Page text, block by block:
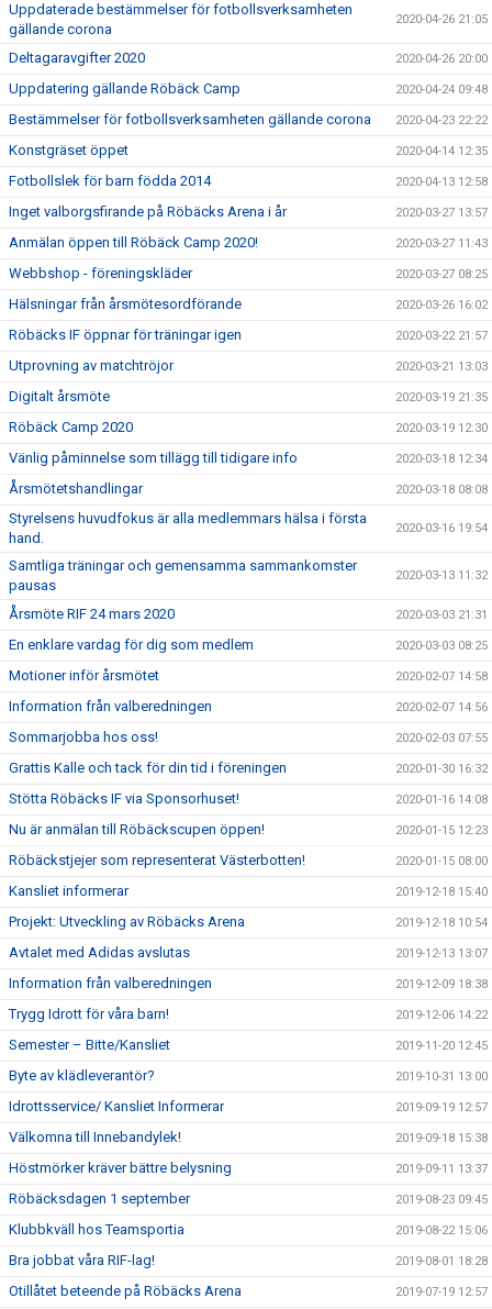
Uppdaterade bestämmelser för fotbollsverksamheten
gällande corona
2020-04-26 21:05
Deltagaravgifter 2020 2020-04-26 20:00
Uppdatering gällande Röbäck Camp 2020-04-24 09:48
Bestämmelser för fotbollsverksamheten gällande corona 2020-04-23 22:22
Konstgräset öppet 2020-04-14 12:35
Fotbollslek för barn födda 2014 2020-04-13 12:58
Inget valborgsfirande på Röbäcks Arena i år 2020-03-27 13:57
Anmälan öppen till Röbäck Camp 2020! 2020-03-27 11:43
Webbshop - föreningskläder 2020-03-27 08:25
Hälsningar från årsmötesordförande 2020-03-26 16:02
Röbäcks IF öppnar för träningar igen 2020-03-22 21:57
Utprovning av matchtröjor 2020-03-21 13:03
Digitalt årsmöte 2020-03-19 21:35
Röbäck Camp 2020 2020-03-19 12:30
Vänlig påminnelse som tillägg till tidigare info 2020-03-18 12:34
Årsmötetshandlingar 2020-03-18 08:08
Styrelsens huvudfokus är alla medlemmars hälsa i första
hand.
2020-03-16 19:54
Samtliga träningar och gemensamma sammankomster
pausas
2020-03-13 11:32
Årsmöte RIF 24 mars 2020 2020-03-03 21:31
En enklare vardag för dig som medlem 2020-03-03 08:25
Motioner inför årsmötet 2020-02-07 14:58
Information från valberedningen 2020-02-07 14:56
Sommarjobba hos oss! 2020-02-03 07:55
Grattis Kalle och tack för din tid i föreningen 2020-01-30 16:32
Stötta Röbäcks IF via Sponsorhuset! 2020-01-16 14:08
Nu är anmälan till Röbäckscupen öppen! 2020-01-15 12:23
Röbäckstjejer som representerat Västerbotten! 2020-01-15 08:00
Kansliet informerar 2019-12-18 15:40
Projekt: Utveckling av Röbäcks Arena 2019-12-18 10:54
Avtalet med Adidas avslutas 2019-12-13 13:07
Information från valberedningen 2019-12-09 18:38
Trygg Idrott för våra barn! 2019-12-06 14:22
Semester – Bitte/Kansliet 2019-11-20 12:45
Byte av klädleverantör? 2019-10-31 13:00
Idrottsservice/ Kansliet Informerar 2019-09-19 12:57
Välkomna till Innebandylek! 2019-09-18 15:38
Höstmörker kräver bättre belysning 2019-09-11 13:37
Röbäcksdagen 1 september 2019-08-23 09:45
Klubbkväll hos Teamsportia 2019-08-22 15:06
Bra jobbat våra RIF-lag! 2019-08-01 18:28
Otillåtet beteende på Röbäcks Arena 2019-07-19 12:57